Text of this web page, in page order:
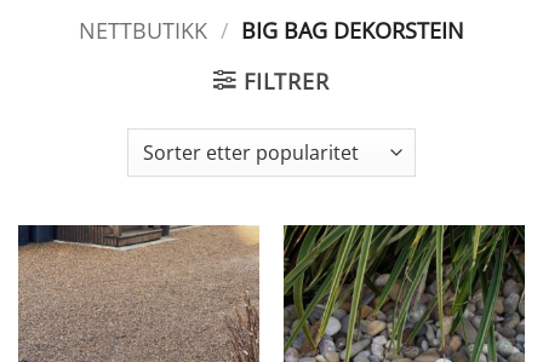
NETTBUTIKK / BIG BAG DEKORSTEIN
FILTRER